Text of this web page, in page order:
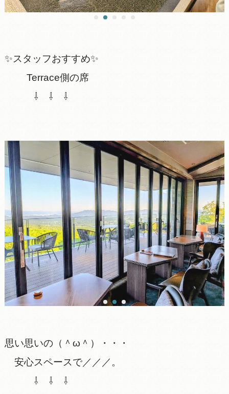
✨スタッフおすすめ✨
Terrace側の席
⇩ ⇩ ⇩
思い思いの（＾ω＾）・・・
安心スペースで／／／。
⇩ ⇩ ⇩